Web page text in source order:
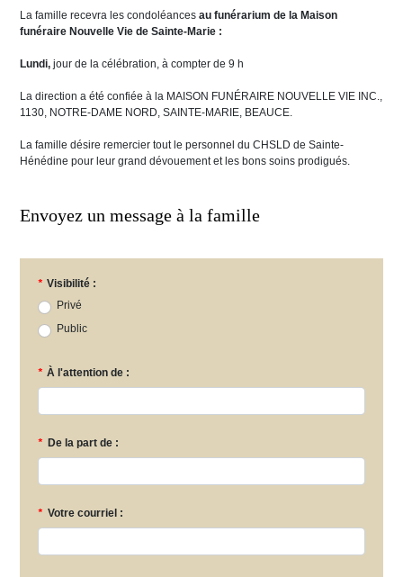
La famille recevra les condoléances au funérarium de la Maison
funéraire Nouvelle Vie de Sainte-Marie :
Lundi, jour de la célébration, à compter de 9 h
La direction a été confiée à la MAISON FUNÉRAIRE NOUVELLE VIE INC.,
1130, NOTRE-DAME NORD, SAINTE-MARIE, BEAUCE.
La famille désire remercier tout le personnel du CHSLD de Sainte-
Hénédine pour leur grand dévouement et les bons soins prodigués.
Envoyez un message à la famille
* Visibilité :
Privé
Public
* À l'attention de :
* De la part de :
* Votre courriel :